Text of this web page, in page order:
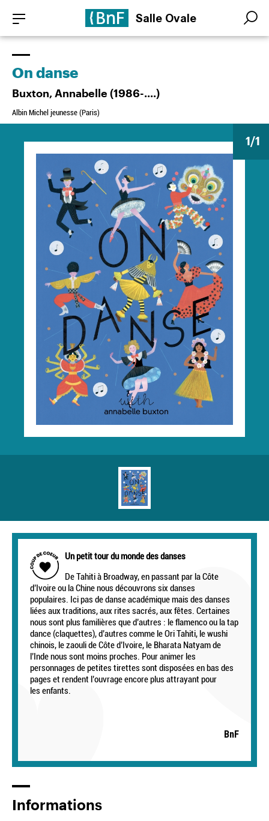
contenu
principal
Salle Ovale Search
Search
1/1
On danse
Buxton, Annabelle (1986-....)
Albin Michel jeunesse (Paris)
Un petit tour du monde des danses
De Tahiti à Broadway, en passant par la Côte
d’Ivoire ou la Chine nous découvrons six danses
populaires. Ici pas de danse académique mais des danses
liées aux traditions, aux rites sacrés, aux fêtes. Certaines
nous sont plus familières que d’autres : le flamenco ou la tap
dance (claquettes), d’autres comme le Ori Tahiti, le wushi
chinois, le zaouli de Côte d’Ivoire, le Bharata Natyam de
l’Inde nous sont moins proches. Pour animer les
personnages de petites tirettes sont disposées en bas des
pages et rendent l’ouvrage encore plus attrayant pour
les enfants.
BnF
Informations
Panneau de gestion des cookies